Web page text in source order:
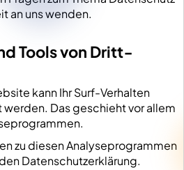
an uns wenden.
Tools von Dritt­
kann Ihr Surf-Verhalten
Das geschieht vor allem
zu diesen Analyseprogrammen
Datenschutzerklärung.